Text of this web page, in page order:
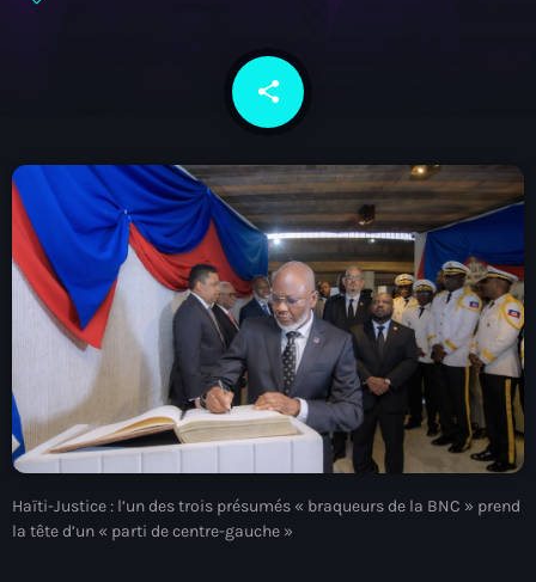
TV Direct
Actualités
Blog Grid Sidebar
Contact
Archives
août 2026
share
email
Haïti-Justice : l’un des trois présumés « braqueurs de la BNC » prend
la tête d’un « parti de centre-gauche »